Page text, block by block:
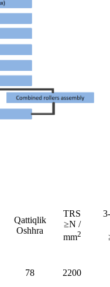
Qattiqlik
Oshhra
TRS
≥N /
mm2
78 2200